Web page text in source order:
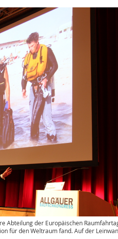
Abteilung der Europäischen
für den Weltraum fand. Auf der